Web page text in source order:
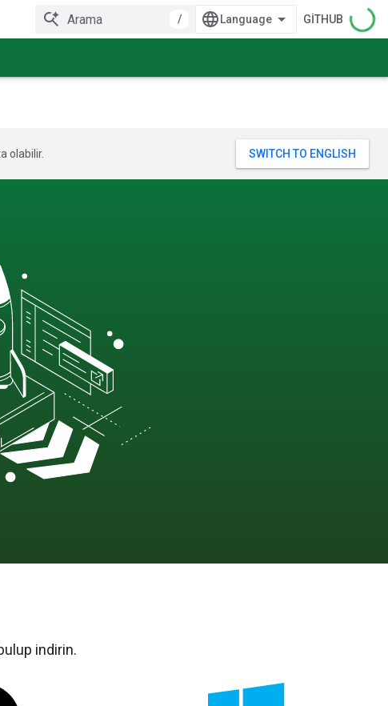
/ GITHUB
olabilir.
indirin.